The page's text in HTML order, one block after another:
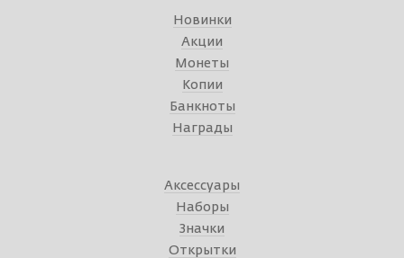
Новинки
Акции
Монеты
Копии
Банкноты
Награды
Аксессуары
Наборы
Значки
Открытки